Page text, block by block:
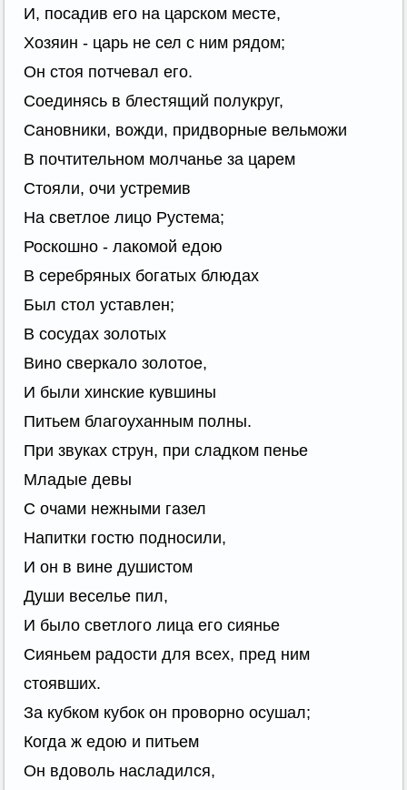
И, посадив его на царском месте,
Хозяин - царь не сел с ним рядом;
Он стоя потчевал его.
Соединясь в блестящий полукруг,
Сановники, вожди, придворные вельможи
В почтительном молчанье за царем
Стояли, очи устремив
На светлое лицо Рустема;
Роскошно - лакомой едою
В серебряных богатых блюдах
Был стол уставлен;
В сосудах золотых
Вино сверкало золотое,
И были хинские кувшины
Питьем благоуханным полны.
При звуках струн, при сладком пенье
Младые девы
С очами нежными газел
Напитки гостю подносили,
И он в вине душистом
Души веселье пил,
И было светлого лица его сиянье
Сияньем радости для всех, пред ним
стоявших.
За кубком кубок он проворно осушал;
Когда ж едою и питьем
Он вдоволь насладился,